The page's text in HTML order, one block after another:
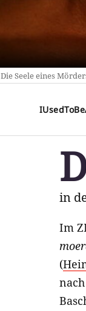
Die Seele eines
in
Im
(